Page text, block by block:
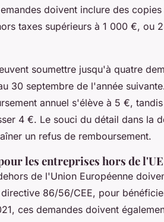
doivent inclure des
taxes supérieurs à 1 000 €, ou
soumettre jusqu'à quatre
30 septembre de l'année
annuel s'élève à 5 €,
4 €. Le souci du détail dans la
un refus de remboursement.
les entreprises hors de l'UE
de l'Union Européenne
86/56/CEE, pour
ces demandes doivent